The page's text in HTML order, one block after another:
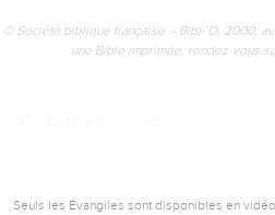
© Société biblique française – Bibli’O, 2000,
une Bible imprimée, rendez-vous
Seuls les Évangiles sont disponibles en